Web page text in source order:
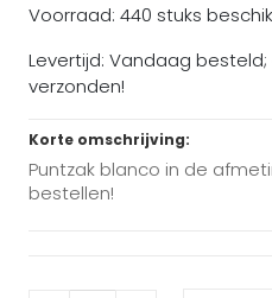
Voorraad: 440 stuks
Levertijd: Vandaag
verzonden!
Korte omschrijving:
Puntzak blanco in de
bestellen!